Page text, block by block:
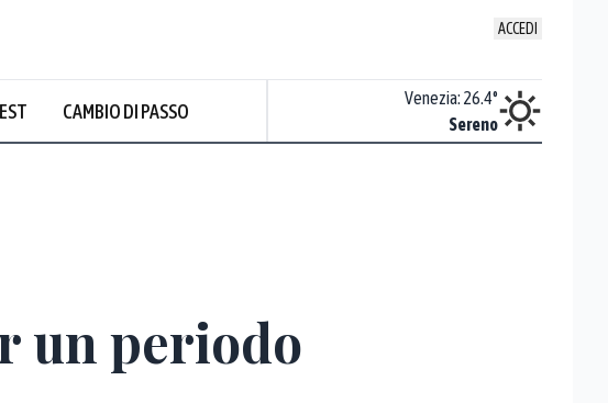
ACCEDI
CAMBIO DI PASSO
Prevalentemente soleggiato
Venezia: 26.4°
Sereno
un periodo